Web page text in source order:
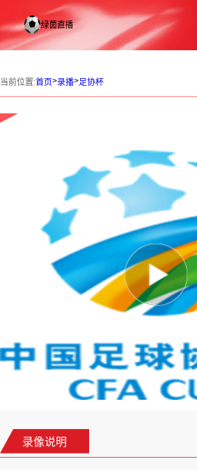
当前位置:首页>录播>足协杯
录像说明